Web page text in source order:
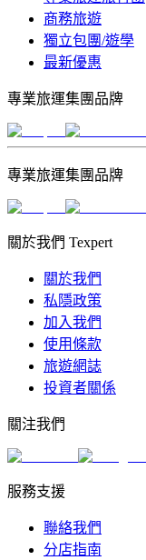
商務旅遊
獨立包團/遊學
最新優惠
專業旅運集團品牌
專業旅運集團品牌
關於我們 Texpert
關於我們
私隱政策
加入我們
使用條款
旅遊網誌
投資者關係
關注我們
服務支援
聯絡我們
分店指南